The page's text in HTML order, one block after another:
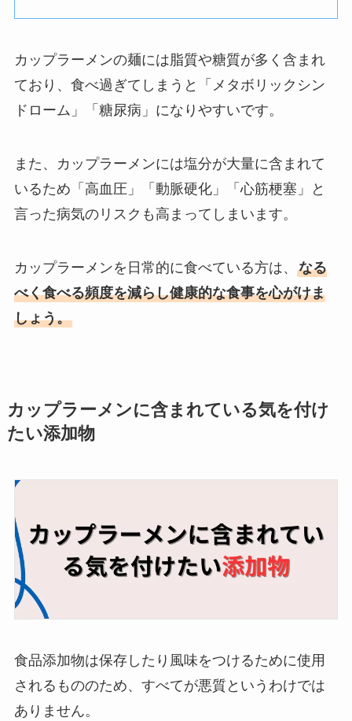
カップラーメンの麺には脂質や糖質が多く含まれ
ており、食べ過ぎてしまうと「メタボリックシン
ドローム」「糖尿病」になりやすいです。
また、カップラーメンには塩分が大量に含まれて
いるため「高血圧」「動脈硬化」「心筋梗塞」と
言った病気のリスクも高まってしまいます。
カップラーメンを日常的に食べている方は、 なる
べく食べる頻度を減らし健康的な食事を心がけま
しょう。
カップラーメンに含まれている気を付け
たい添加物
食品添加物は保存したり風味をつけるために使用
されるもののため、すべてが悪質というわけでは
ありません。